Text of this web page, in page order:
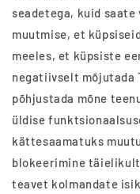
seadetega, kuid
muutmise, et
meeles, et küpsiste
negatiivselt mõjutada
põhjustada mõne
üldise
kättesaamatuks
blokeerimine täielikult
teavet kolmandate